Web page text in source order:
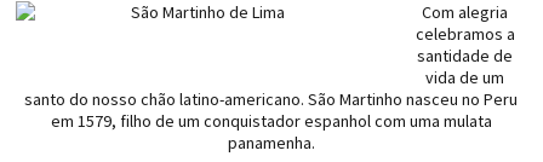
Com alegria
celebramos a
santidade de
vida de um
santo do nosso chão latino-americano. São Martinho nasceu no Peru
em 1579, filho de um conquistador espanhol com uma mulata
panamenha.